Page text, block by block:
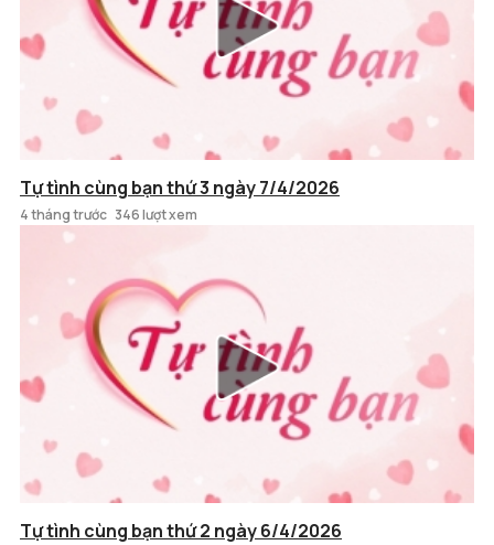
Tự tình cùng bạn thứ 3 ngày 7/4/2026
4 tháng trước 346 lượt xem
Tự tình cùng bạn thứ 2 ngày 6/4/2026